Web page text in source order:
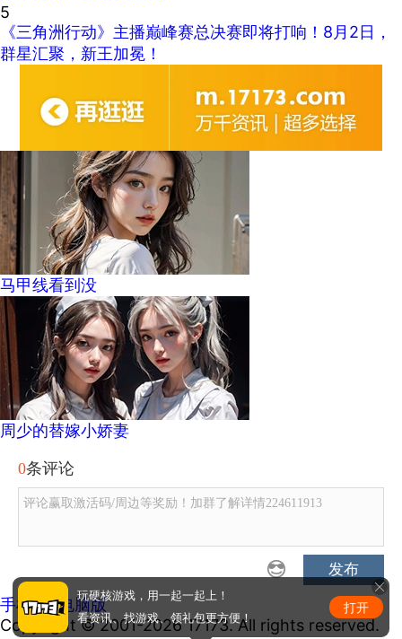
5
《三角洲行动》主播巅峰赛总决赛即将打响！8月2日，
群星汇聚，新王加冕！
马甲线看到没
周少的替嫁小娇妻
0条评论
评论赢取激活码/周边等奖励！加群了解详情224611913
发布
手机版|电脑版
Copyright © 2001-2026 17173. All rights reserved.
玩硬核游戏，用一起一起上！
看资讯、找游戏、领礼包更方便！
打开